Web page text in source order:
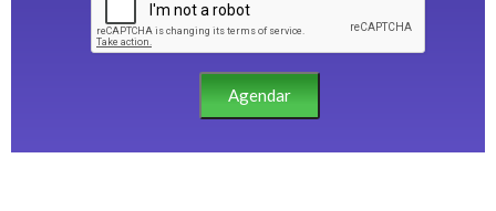
Agendar